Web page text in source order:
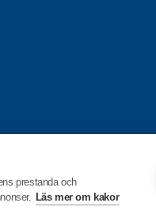
prestanda och
Läs mer om kakor